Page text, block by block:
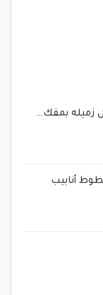
زميله بمفك…
أنابيب